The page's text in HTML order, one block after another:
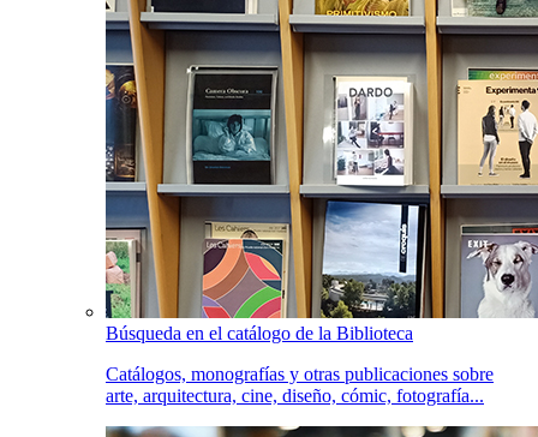
Búsqueda en el catálogo de la Biblioteca
Catálogos, monografías y otras publicaciones sobre
arte, arquitectura, cine, diseño, cómic, fotografía...